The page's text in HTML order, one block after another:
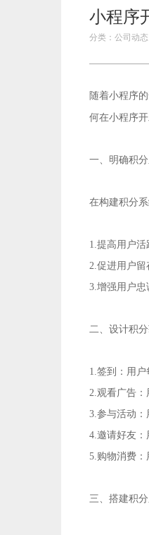
小程序
分类：公司动
随着小程序
何在小程序
一、明确积
在构建积分
1.提高用户
2.促进用户留
3.增强用户忠
二、设计积
1.签到：用
2.观看广告：
3.参与活动：
4.邀请好友：
5.购物消费：
三、搭建积